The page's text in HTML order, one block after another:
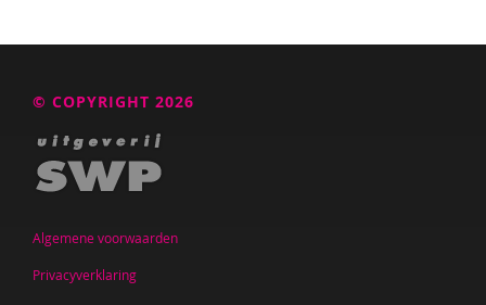
© COPYRIGHT 2026
Algemene voorwaarden
Privacyverklaring